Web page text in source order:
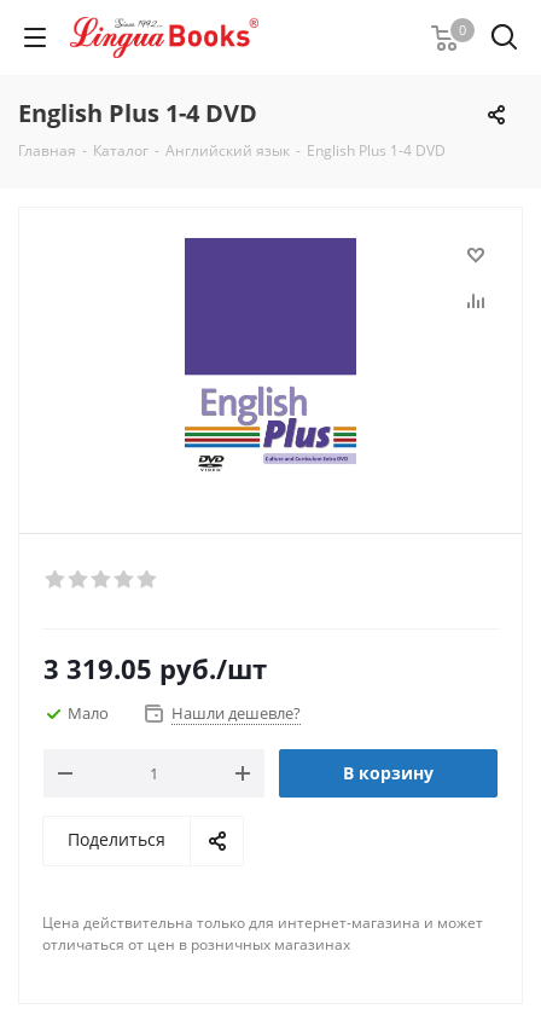
0
English Plus 1-4 DVD
Главная - Каталог - Английский язык - English Plus 1-4 DVD
3 319.05 руб./шт
Мало Нашли дешевле?
В корзину
Поделиться
Цена действительна только для интернет-магазина и может
отличаться от цен в розничных магазинах